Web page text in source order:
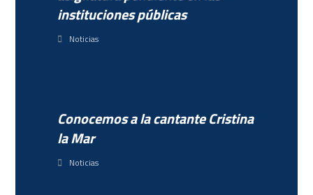
instituciones públicas
Noticias
Conocemos a la cantante Cristina
la Mar
Noticias